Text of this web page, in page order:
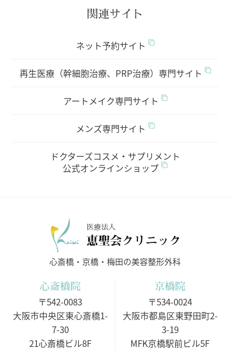
関連サイト
ネット予約サイト
再生医療（幹細胞治療、PRP治療）専門サイト
アートメイク専門サイト
メンズ専門サイト
ドクターズコスメ・サプリメント
公式オンラインショップ
医療法人
心斎橋・京橋・梅田の美容整形外科
心斎橋院
〒542-0083
大阪市中央区東心斎橋1-
7-30
21心斎橋ビル8F
京橋院
〒534-0024
大阪市都島区東野田町2-
3-19
MFK京橋駅前ビル5F